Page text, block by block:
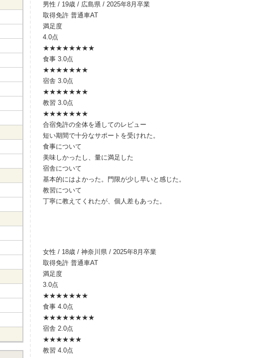
男性 / 19歳 / 広島県 / 2025年8月卒業
取得免許 普通車AT
満足度
4.0点
★★★★★★★★
食事 3.0点
★★★★★★★
宿舎 3.0点
★★★★★★★
教習 3.0点
★★★★★★★
合宿免許の全体を通してのレビュー
短い期間で十分なサポートを受けれた。
食事について
美味しかったし、量に満足した
宿舎について
基本的にはよかった。門限が少し早いと感じた。
教習について
丁寧に教えてくれたが、個人差もあった。
女性 / 18歳 / 神奈川県 / 2025年8月卒業
取得免許 普通車AT
満足度
3.0点
★★★★★★★
食事 4.0点
★★★★★★★★
宿舎 2.0点
★★★★★★
教習 4.0点